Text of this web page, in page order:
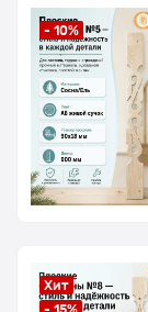
- 10%
Хит